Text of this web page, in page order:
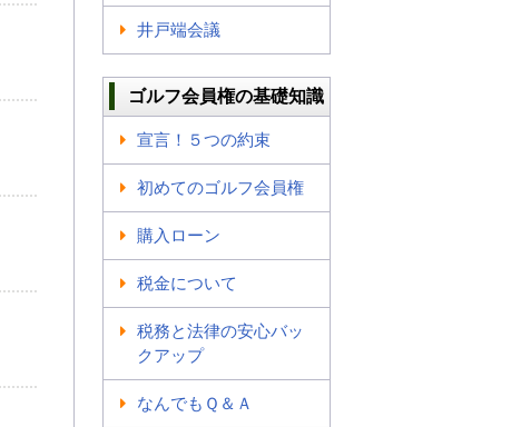
井戸端会議
ゴルフ会員権の基礎知識
宣言！５つの約束
初めてのゴルフ会員権
購入ローン
税金について
税務と法律の安心バッ
クアップ
なんでもＱ＆Ａ